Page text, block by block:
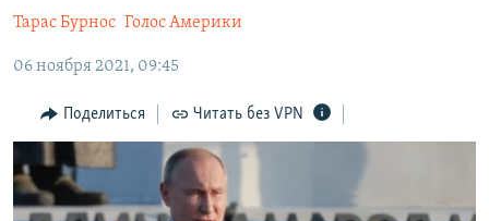
главной
навигации
Вернутся
поиску
11 ЛЕТ ОККУПАЦИИ КРЫМА. 11 ИСТОРИЙ СОПРОТИВЛЕНИЯ
ЕЩЕ
ИНТЕРАКТИВ
ИНФОГРАФИКА
ТЕЛЕПРОЕКТ КРЫМ.РЕАЛИИ
СОВЕТЫ ПРАВОЗАЩИТНИКОВ
РАДІО СВОБОДА
КАК ОБОЙТИ БЛОКИРОВКУ
Українською
Qırımtatar
Тарас Бурнос Голос Америки
06 ноября 2021, 09:45
Поделиться Читать без VPN